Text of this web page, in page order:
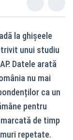
la ghișeele
unui studiu
Datele arată
nu mai
ca un
pentru
de timp
repetate.